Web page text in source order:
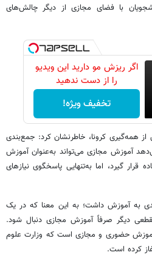
با فضای مجازی از دیگر چالش‌های
اگر ریزش مو دارید این ویدیو
را از دست ندهید
تخفیف ویژه!
همه‌گیری کرونا، خاطرنشان کرد: جمع‌بندی
آموزش مجازی می‌تواند به‌عنوان آموزش
قرار گیرد، اما به‌تنهایی پاسخگوی نیازهای
به آموزش داشت؛ به این معنا که در یک
دیگر صرفاً آموزش مجازی دنبال شود.
آموزش حضوری و مجازی است که وزارت علوم
کرده است.